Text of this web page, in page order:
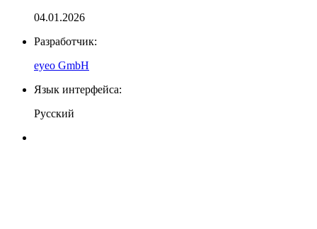
04.01.2026
Разработчик:
eyeo GmbH
Язык интерфейса:
Русский